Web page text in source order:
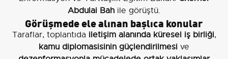
Abdulai Bah ile görüştü.
Görüşmede ele alınan başlıca konular
Taraflar, toplantıda iletişim alanında küresel iş birliği,
kamu diplomasisinin güçlendirilmesi ve